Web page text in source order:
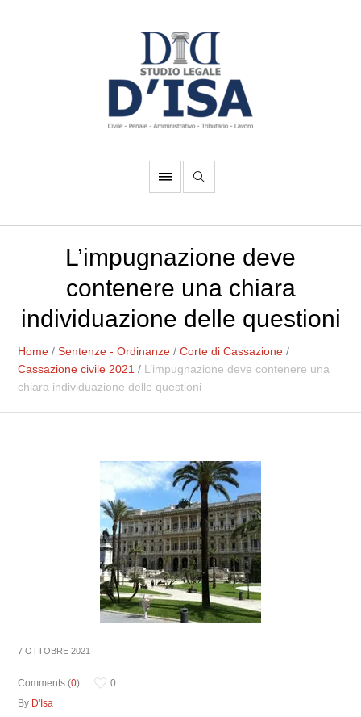
L’impugnazione deve
contenere una chiara
individuazione delle questioni
Home /Sentenze - Ordinanze /Corte di Cassazione /
Cassazione civile 2021 / L’impugnazione deve contenere una
chiara individuazione delle questioni
7 OTTOBRE 2021
Comments (0)
0
By D'Isa